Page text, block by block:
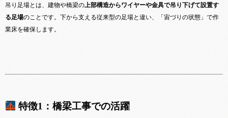
吊り足場とは、建物や橋梁の上部構造からワイヤーや金具で吊り下げて設置す
る足場のことです。下から支える従来型の足場と違い、「宙づりの状態」で作
業床を確保します。
特徴1：橋梁工事での活躍